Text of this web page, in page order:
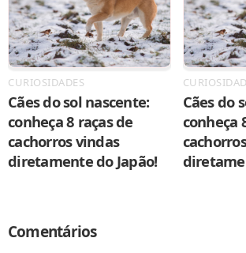
CURIOSIDADES
Cães do sol nascente:
conheça 8 raças de
cachorros vindas
diretamente do Japão!
Cães do
conheça
Comentários